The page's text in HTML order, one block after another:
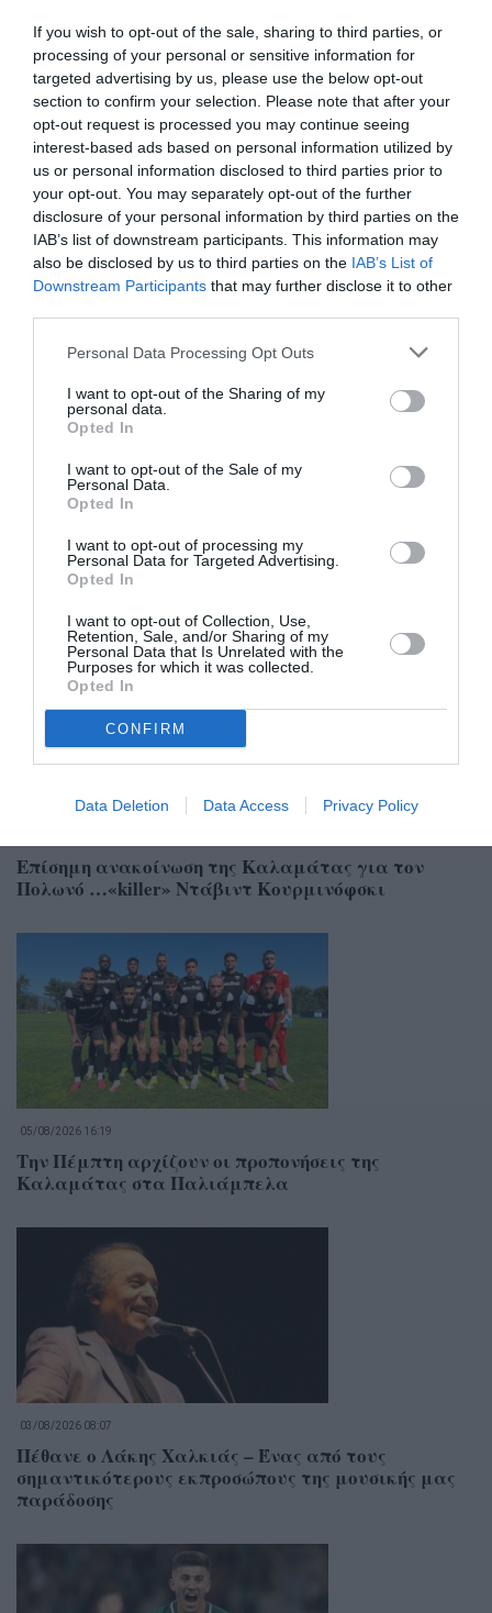
If you wish to opt-out of the sale, sharing to third parties, or
processing of your personal or sensitive information for
targeted advertising by us, please use the below opt-out
section to confirm your selection. Please note that after your
opt-out request is processed you may continue seeing
interest-based ads based on personal information utilized by
us or personal information disclosed to third parties prior to
your opt-out. You may separately opt-out of the further
disclosure of your personal information by third parties on the
IAB’s list of downstream participants. This information may
also be disclosed by us to third parties on the IAB’s List of
Downstream Participants that may further disclose it to other
Personal Data Processing Opt Outs
I want to opt-out of the Sharing of my
personal data.
Opted In
I want to opt-out of the Sale of my
Personal Data.
Opted In
I want to opt-out of processing my
Personal Data for Targeted Advertising.
Opted In
I want to opt-out of Collection, Use,
Retention, Sale, and/or Sharing of my
Personal Data that Is Unrelated with the
Purposes for which it was collected.
Opted In
CONFIRM
Data Deletion Data Access Privacy Policy
Σχετικά Άρθρα
Επίσημη ανακοίνωση της Καλαμάτας για τον
Πολωνό …«killer» Ντάβιντ Κουρμινόφσκι
05/08/2026 16:19
Την Πέμπτη αρχίζουν οι προπονήσεις της
Καλαμάτας στα Παλιάμπελα
03/08/2026 08:07
Πέθανε ο Λάκης Χαλκιάς – Ένας από τους
σημαντικότερους εκπροσώπους της μουσικής μας
παράδοσης